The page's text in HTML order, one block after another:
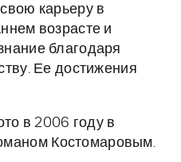
карьеру в
возрасте и
благодаря
Ее достижения
в 2006 году в
Костомаровым.